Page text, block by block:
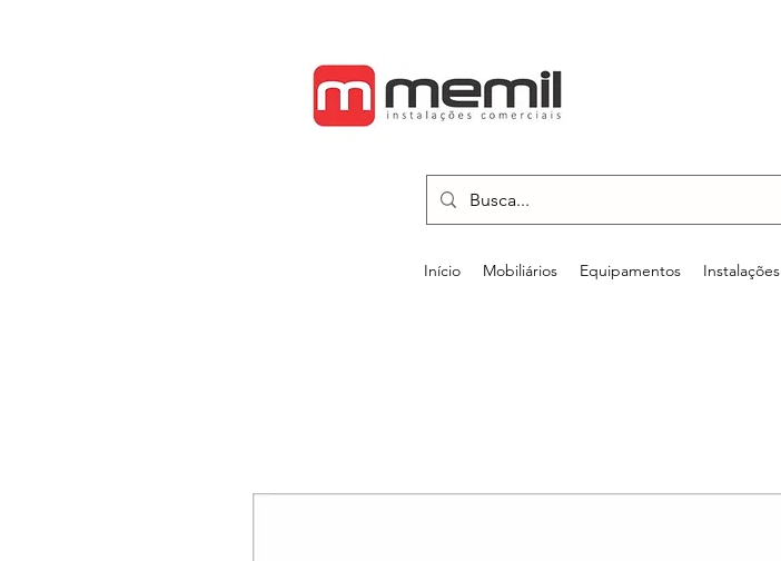
Início Mobiliários Equipamentos Instalações